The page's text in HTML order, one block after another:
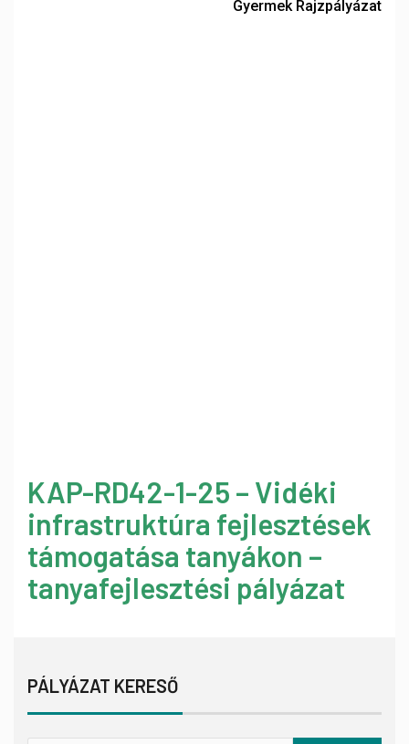
Gyermek Rajzpályázat
KAP-RD42-1-25 – Vidéki
infrastruktúra fejlesztések
támogatása tanyákon –
tanyafejlesztési pályázat
PÁLYÁZAT KERESŐ